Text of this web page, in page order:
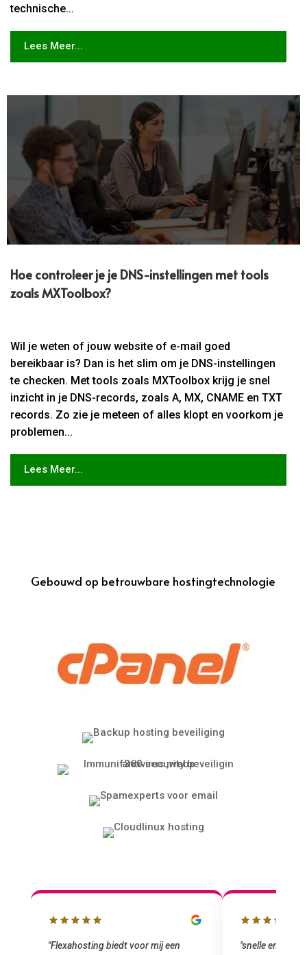
technische...
Lees Meer...
Hoe controleer je je DNS-instellingen met tools
zoals MXToolbox?
Wil je weten of jouw website of e-mail goed
bereikbaar is? Dan is het slim om je DNS-instellingen
te checken. Met tools zoals MXToolbox krijg je snel
inzicht in je DNS-records, zoals A, MX, CNAME en TXT
records. Zo zie je meteen of alles klopt en voorkom je
problemen...
Lees Meer...
Gebouwd op betrouwbare hostingtechnologie
"snelle en vriendelijke service. staat
"Top service. Ik